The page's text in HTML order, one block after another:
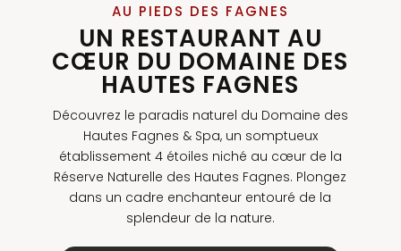
AU PIEDS DES FAGNES
UN RESTAURANT AU
CŒUR DU DOMAINE DES
HAUTES FAGNES
Découvrez le paradis naturel du Domaine des
Hautes Fagnes & Spa, un somptueux
établissement 4 étoiles niché au cœur de la
Réserve Naturelle des Hautes Fagnes. Plongez
dans un cadre enchanteur entouré de la
splendeur de la nature.